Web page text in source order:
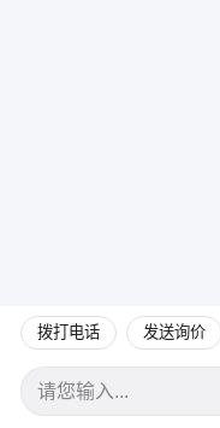
拨打电话 发送询价